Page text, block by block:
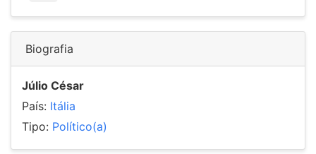
Biografia
Júlio César
País: Itália
Tipo: Político(a)